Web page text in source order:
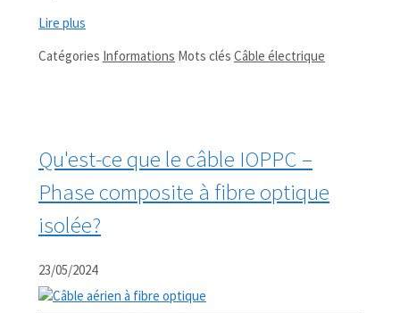
Lire plus
Catégories Informations Mots clés Câble électrique
Qu'est-ce que le câble IOPPC –
Phase composite à fibre optique
isolée?
23/05/2024